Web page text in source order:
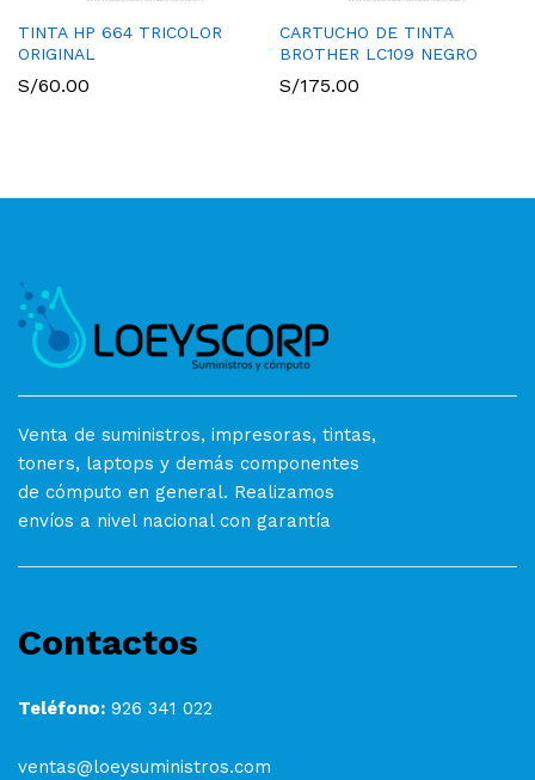
TINTA HP 664 TRICOLOR
ORIGINAL
S/60.00
CARTUCHO DE TINTA
BROTHER LC109 NEGRO
S/175.00
Venta de suministros, impresoras, tintas,
toners, laptops y demás componentes
de cómputo en general. Realizamos
envíos a nivel nacional con garantía
Contactos
Teléfono: 926 341 022
ventas@loeysuministros.com